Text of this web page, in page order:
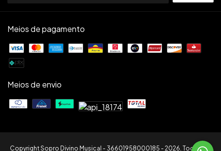
Meios de pagamento
Meios de envio
Copyright Sopro Divino Musical - 36601958000185 - 2026. Todos os